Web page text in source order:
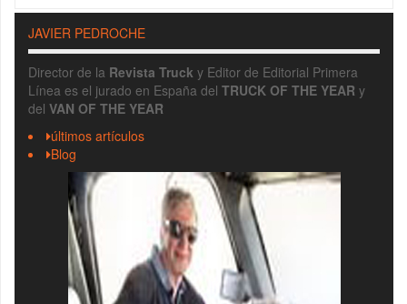
JAVIER PEDROCHE
Director de la Revista Truck y Editor de Editorial Primera
Línea es el jurado en España del TRUCK OF THE YEAR y
del VAN OF THE YEAR
últimos artículos
Blog